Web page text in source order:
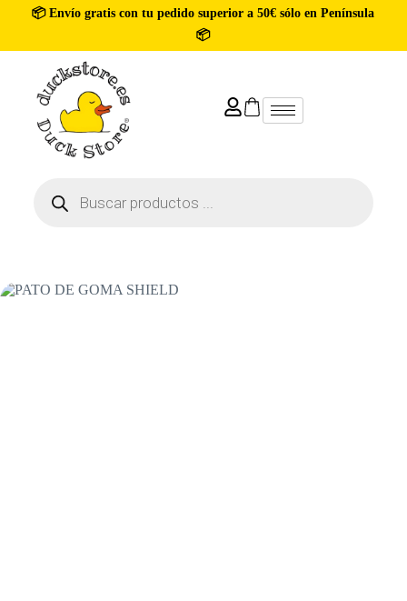
📦 Envío gratis con tu pedido superior a 50€ sólo en Península
📦